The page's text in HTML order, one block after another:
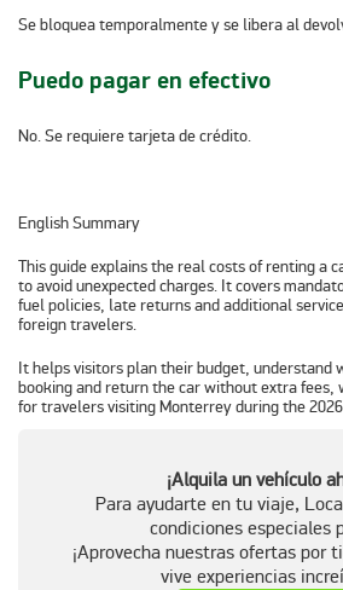
Se bloquea temporalmente y se libera al
Puedo pagar en efectivo
No. Se requiere tarjeta de crédito.
English Summary
This guide explains the real costs of renting a
to avoid unexpected charges. It covers
fuel policies, late returns and additional
foreign travelers.
It helps visitors plan their budget, understand
booking and return the car without extra fees,
for travelers visiting Monterrey during the
¡Alquila un vehículo
Para ayudarte en tu viaje,
condiciones especiales
¡Aprovecha nuestras ofertas por
vive experiencias